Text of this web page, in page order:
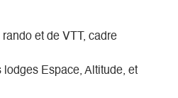
et de VTT, cadre
Espace, Altitude, et